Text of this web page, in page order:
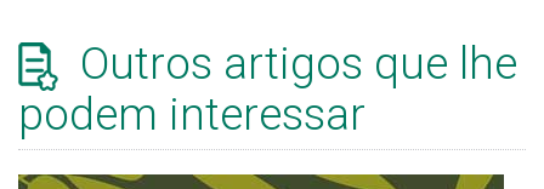
Outros artigos que lhe
podem interessar